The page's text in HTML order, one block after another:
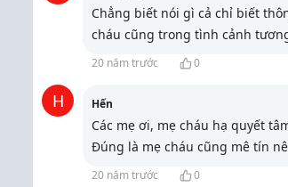
Chẳng biết nói gì cả chỉ biết
cháu cũng trong tình cảnh
20 năm trước 0
H Hến
Các mẹ ơi, mẹ cháu hạ quyết
Đúng là mẹ cháu cũng mê tín
20 năm trước 0